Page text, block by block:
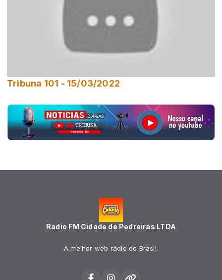
Tribuna 101 - 15/03/2022
Radio FM Cidade de Pedreiras LTDA
A melhor web rádio do Brasil.